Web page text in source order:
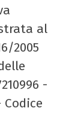
al
2005
-
Codice